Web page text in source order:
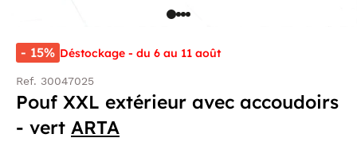
- 15% Déstockage - du 6 au 11 août
Ref. 30047025
Pouf XXL extérieur avec accoudoirs
- vert ARTA